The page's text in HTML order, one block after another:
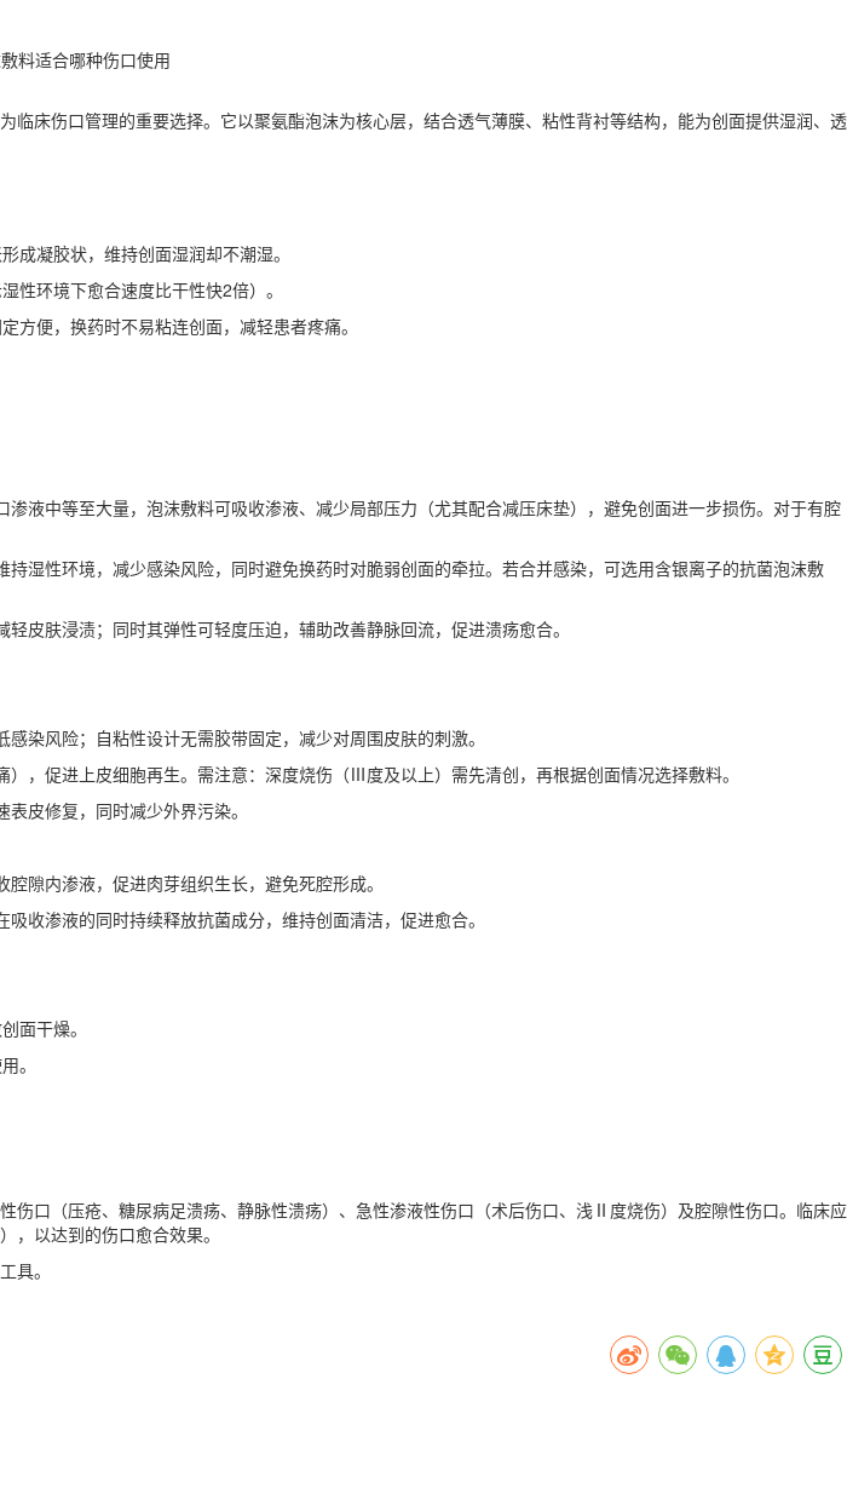
床伤口管理的重要选择。它以聚氨酯泡沫为核心层，结合透气薄膜、粘性背衬等结构，能为创面提供湿润、透
成凝胶状，维持创面湿润却不潮湿。
性环境下愈合速度比干性快2倍）。
便，换药时不易粘连创面，减轻患者疼痛。
中等至大量，泡沫敷料可吸收渗液、减少局部压力（尤其配合减压床垫），避免创面进一步损伤。对于有腔
湿性环境，减少感染风险，同时避免换药时对脆弱创面的牵拉。若合并感染，可选用含银离子的抗菌泡沫敷
皮肤浸渍；同时其弹性可轻度压迫，辅助改善静脉回流，促进溃疡愈合。
染风险；自粘性设计无需胶带固定，减少对周围皮肤的刺激。
，促进上皮细胞再生。需注意：深度烧伤（Ⅲ度及以上）需先清创，再根据创面情况选择敷料。
皮修复，同时减少外界污染。
隙内渗液，促进肉芽组织生长，避免死腔形成。
收渗液的同时持续释放抗菌成分，维持创面清洁，促进愈合。
面干燥。
。
口（压疮、糖尿病足溃疡、静脉性溃疡）、急性渗液性伤口（术后伤口、浅Ⅱ度烧伤）及腔隙性伤口。临床应
以达到的伤口愈合效果。
具。